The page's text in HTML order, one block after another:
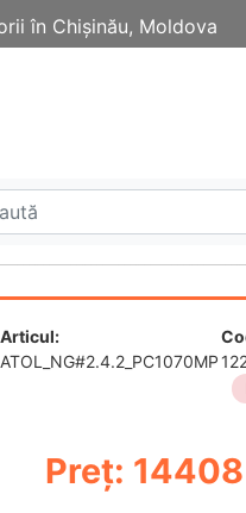
în Chișinău, Moldova
Articul:
ATOL_NG#2.4.2_PC1070MP
Preț: